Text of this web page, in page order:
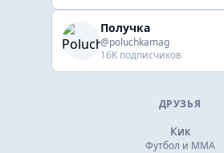
Получка
@poluchkamag
16K подписчиков
ДРУЗЬЯ
Кик
Футбол и ММА